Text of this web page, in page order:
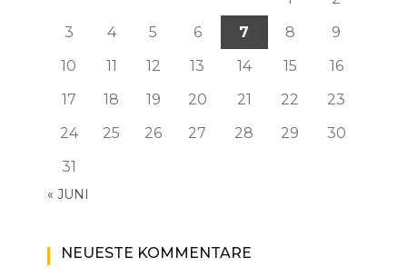
3
4 5 6 7 8
9
10
11 12 13 14 15
16
17
18 19 20 21 22
23
24
25 26 27 28 29
30
31
« JUNI
NEUESTE KOMMENTARE